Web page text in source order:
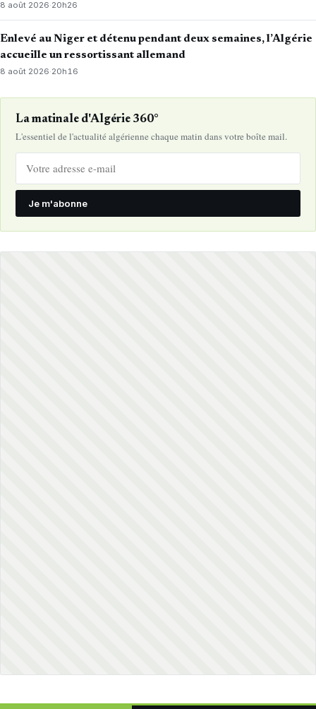
8 août 2026·20h26
Enlevé au Niger et détenu pendant deux semaines, l’Algérie
accueille un ressortissant allemand
8 août 2026·20h16
La matinale d'Algérie 360°
L'essentiel de l'actualité algérienne chaque matin dans votre boîte mail.
Je m'abonne